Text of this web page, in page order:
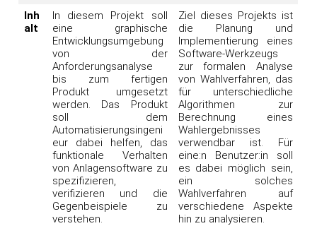
Inh
alt
In diesem Projekt soll
eine graphische
Entwicklungsumgebung
von der
Anforderungsanalyse
bis zum fertigen
Produkt umgesetzt
werden. Das Produkt
soll dem
Automatisierungsingeni
eur dabei helfen, das
funktionale Verhalten
von Anlagensoftware zu
spezifizieren,
verifizieren und die
Gegenbeispiele zu
verstehen.
Ziel dieses Projekts ist
die Planung und
Implementierung eines
Software-Werkzeugs
zur formalen Analyse
von Wahlverfahren, das
für unterschiedliche
Algorithmen zur
Berechnung eines
Wahlergebnisses
verwendbar ist. Für
eine:n Benutzer:in soll
es dabei möglich sein,
ein solches
Wahlverfahren auf
verschiedene Aspekte
hin zu analysieren.